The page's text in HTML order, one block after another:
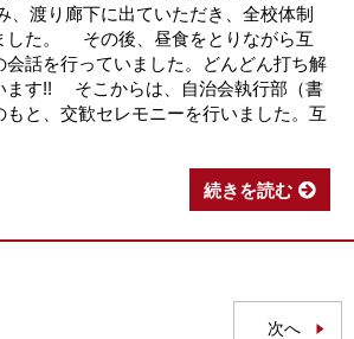
渡り廊下に出ていただき、全校体制
した。 その後、昼食をとりながら互
会話を行っていました。どんどん打ち解
ます!! そこからは、自治会執行部（書
と、交歓セレモニーを行いました。互
続きを読む
次へ